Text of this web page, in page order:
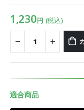
1,230円 (税込)
適合商品